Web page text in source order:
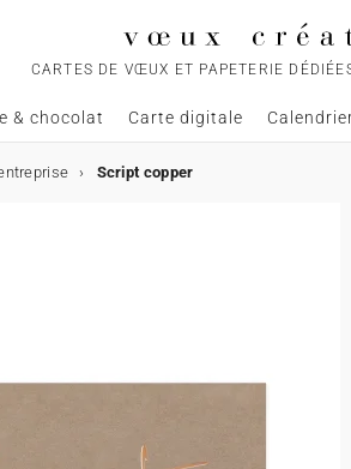
CARTES DE VŒUX ET PAPETERIE
& chocolat Carte digitale
Script copper